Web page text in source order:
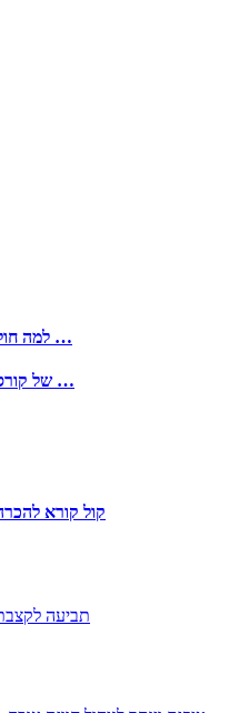
למה חולות סרטן השד חייבות לסבול זריקות של חומר שורף בחזה …
של קורס בדיקות תוכנה לאנשים עם תסמונת אספרגר / 17 אנחנו …
קול קורא
תביעה לקצבת